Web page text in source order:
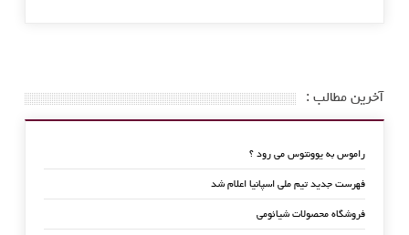
آخرین مطالب :
راموس به یوونتوس می رود ؟
فهرست جدید تیم ملی اسپانیا اعلام شد
فروشگاه محصولات شیائومی